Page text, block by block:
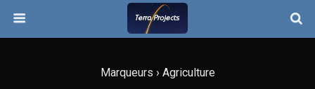
Marqueurs › Agriculture